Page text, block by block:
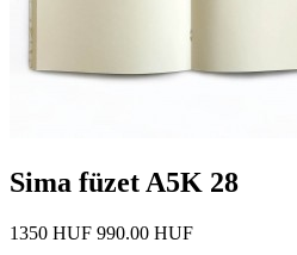
Sima füzet A5K 28
1350 HUF 990.00 HUF